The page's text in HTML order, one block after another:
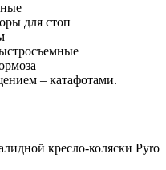
для стоп
– катафотами.
кресло-коляски Pyro